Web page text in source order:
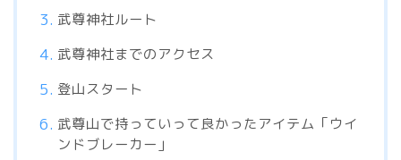
武尊神社ルート
武尊神社までのアクセス
登山スタート
武尊山で持っていって良かったアイテム「ウイ
ンドブレーカー」